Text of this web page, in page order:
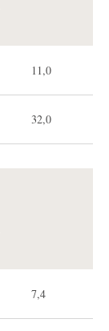
11,0
32,0
7,4